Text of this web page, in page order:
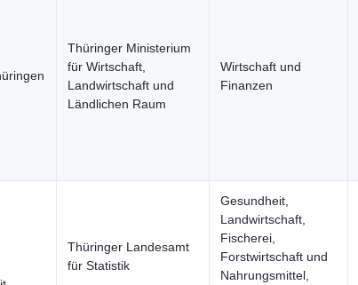
Thüringer Ministerium
für Wirtschaft,
Landwirtschaft und
Ländlichen Raum
Wirtschaft und
Finanzen
Thüringer Landesamt
für Statistik
Gesundheit,
Landwirtschaft,
Fischerei,
Forstwirtschaft und
Nahrungsmittel,